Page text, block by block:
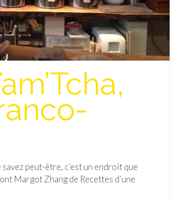
peut-être, c’est un endroit que
Margot Zhang de Recettes d’une